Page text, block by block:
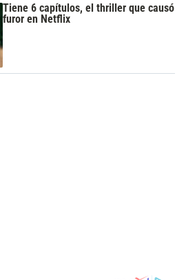
Tiene 6 capítulos, el thriller que causó
furor en Netflix